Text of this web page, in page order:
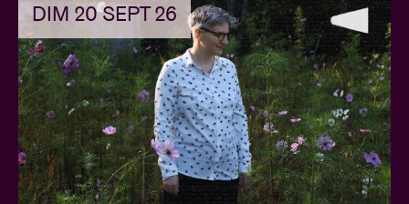
DIM 20 SEPT 26